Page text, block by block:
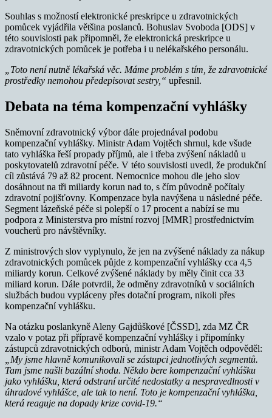
Souhlas s možností elektronické preskripce u zdravotnických
pomůcek vyjádřila většina poslanců. Bohuslav Svoboda [ODS] v
této souvislosti pak připomněl, že elektronická preskripce u
zdravotnických pomůcek je potřeba i u nelékařského personálu.
„Toto není nutně lékařská věc. Máme problém s tím, že zdravotnické
prostředky nemohou předepisovat sestry,“ upřesnil.
Debata na téma kompenzační vyhlášky
Sněmovní zdravotnický výbor dále projednával podobu
kompenzační vyhlášky. Ministr Adam Vojtěch shrnul, kde všude
tato vyhláška řeší propady příjmů, ale i třeba zvýšení nákladů u
poskytovatelů zdravotní péče. V této souvislosti uvedl, že produkční
cíl zůstává 79 až 82 procent. Nemocnice mohou dle jeho slov
dosáhnout na tři miliardy korun nad to, s čím původně počítaly
zdravotní pojišťovny. Kompenzace byla navýšena u následné péče.
Segment lázeňské péče si polepší o 17 procent a nabízí se mu
podpora z Ministerstva pro místní rozvoj [MMR] prostřednictvím
voucherů pro návštěvníky.
Z ministrových slov vyplynulo, že jen na zvýšené náklady za nákup
zdravotnických pomůcek půjde z kompenzační vyhlášky cca 4,5
miliardy korun. Celkové zvýšené náklady by měly činit cca 33
miliard korun. Dále potvrdil, že odměny zdravotníků v sociálních
službách budou vypláceny přes dotační program, nikoli přes
kompenzační vyhlášku.
Na otázku poslankyně Aleny Gajdůškové [ČSSD], zda MZ ČR
vzalo v potaz při přípravě kompenzační vyhlášky i připomínky
zástupců zdravotnických odborů, ministr Adam Vojtěch odpověděl:
„My jsme hlavně komunikovali se zástupci jednotlivých segmentů.
Tam jsme našli bazální shodu. Někdo bere kompenzační vyhlášku
jako vyhlášku, která odstraní určité nedostatky a nespravedlnosti v
úhradové vyhlášce, ale tak to není. Toto je kompenzační vyhláška,
která reaguje na dopady krize covid-19.“